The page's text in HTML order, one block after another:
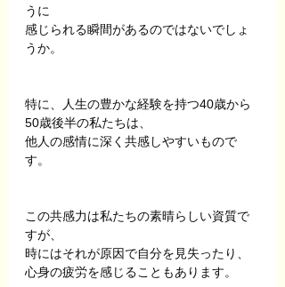
うに
感じられる瞬間があるのではないでしょ
うか。
特に、人生の豊かな経験を持つ40歳から
50歳後半の私たちは、
他人の感情に深く共感しやすいもので
す。
この共感力は私たちの素晴らしい資質で
すが、
時にはそれが原因で自分を見失ったり、
心身の疲労を感じることもあります。